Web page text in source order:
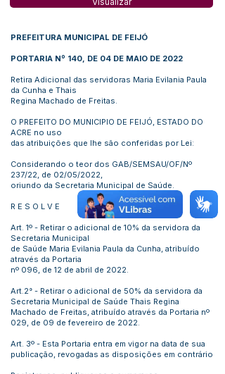
Visualizar
PREFEITURA MUNICIPAL DE FEIJÓ
PORTARIA Nº 140, DE 04 DE MAIO DE 2022
Retira Adicional das servidoras Maria Evilania Paula
da Cunha e Thais
Regina Machado de Freitas.
O PREFEITO DO MUNICIPIO DE FEIJÓ, ESTADO DO
ACRE no uso
das atribuições que lhe são conferidas por Lei:
Considerando o teor dos GAB/SEMSAU/OF/Nº
237/22, de 02/05/2022,
oriundo da Secretaria Municipal de Saúde.
R E S O L V E
Art. 1º - Retirar o adicional de 10% da servidora da
Secretaria Municipal
de Saúde Maria Evilania Paula da Cunha, atribuído
através da Portaria
nº 096, de 12 de abril de 2022.
Art.2° - Retirar o adicional de 50% da servidora da
Secretaria Municipal de Saúde Thais Regina
Machado de Freitas, atribuído através da Portaria nº
029, de 09 de fevereiro de 2022.
Art. 3º - Esta Portaria entra em vigor na data de sua
publicação, revogadas as disposições em contrário